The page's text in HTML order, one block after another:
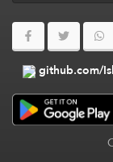
github.com/